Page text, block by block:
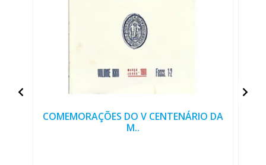
COMEMORAÇÕES DO V CENTENÁRIO DA
M..